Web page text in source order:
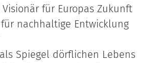
für Europas Zukunft
nachhaltige Entwicklung
Spiegel dörflichen Lebens